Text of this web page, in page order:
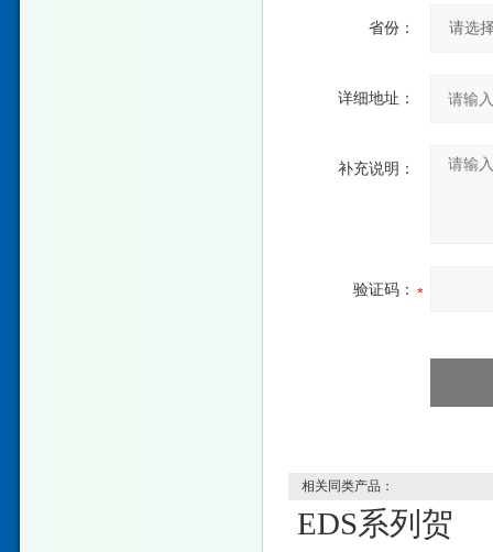
省份：
详细地址：
补充说明：
验证码：
相关同类产品：
EDS系列贺